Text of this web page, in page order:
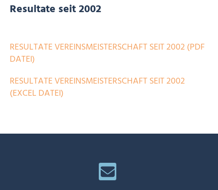
Resultate seit 2002
RESULTATE VEREINSMEISTERSCHAFT SEIT 2002 (PDF
DATEI)
RESULTATE VEREINSMEISTERSCHAFT SEIT 2002
(EXCEL DATEI)